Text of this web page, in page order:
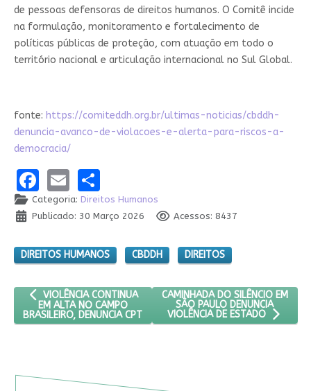
de pessoas defensoras de direitos humanos. O Comitê incide
na formulação, monitoramento e fortalecimento de
políticas públicas de proteção, com atuação em todo o
território nacional e articulação internacional no Sul Global.
fonte: https://comiteddh.org.br/ultimas-noticias/cbddh-
denuncia-avanco-de-violacoes-e-alerta-para-riscos-a-
democracia/
Facebook
EmailShare
Categoria: Direitos Humanos
Publicado: 30 Março 2026
Acessos: 8437
DIREITOS HUMANOS CBDDH DIREITOS
ARTIGO ANTERIOR: VIOLÊNCIA CONTINUA EM ALTA NO CAMPO
VIOLÊNCIA CONTINUA
EM ALTA NO CAMPO
BRASILEIRO, DENUNCIA CPT
PRÓXIMO ARTIGO: CAMINHADA
CAMINHADA DO SILÊNCIO EM
SÃO PAULO DENUNCIA
VIOLÊNCIA DE ESTADO